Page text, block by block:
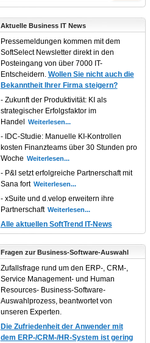
Aktuelle Business IT News
Pressemeldungen kommen mit dem
SoftSelect Newsletter direkt in den
Posteingang von über 7000 IT-
Entscheidern. Wollen Sie nicht auch die
Bekanntheit Ihrer Firma steigern?
Zukunft der Produktivität: KI als
strategischer Erfolgsfaktor im
Handel
IDC-Studie: Manuelle KI-Kontrollen
kosten Finanzteams über 30 Stunden pro
Woche
P&I setzt erfolgreiche Partnerschaft mit
Sana fort
xSuite und d.velop erweitern ihre
Partnerschaft
Alle aktuellen SoftTrend IT-News
Fragen zur Business-Software-Auswahl
Zufallsfrage rund um den ERP-, CRM-,
Service Management- und Human
Resources- Business-Software-
Auswahlprozess, beantwortet von
unseren Experten.
Die Zufriedenheit der Anwender mit
dem ERP-/CRM-/HR-System ist gering